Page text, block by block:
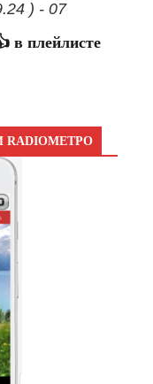
) - 07
в плейлисте